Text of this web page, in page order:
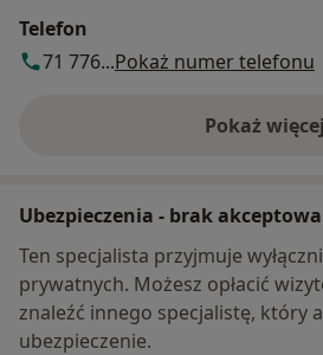
Telefon
71 776...Pokaż numer telefonu
Pokaż więcej
o
Ubezpieczenia - brak
Ten specjalista przyjmuje
prywatnych. Możesz opłacić
znaleźć innego specjalistę, który
ubezpieczenie.